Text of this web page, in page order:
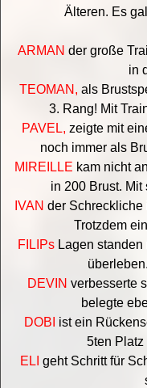
Älteren. Es
ARMAN der große
in
TEOMAN, als
3. Rang! Mit
PAVEL, zeigte mit
noch immer als
MIREILLE kam nicht
in 200 Brust.
IVAN der Schreckliche
Trotzdem
FILIPs Lagen
DEVIN verbesserte
belegte
DOBI ist ein
5ten Platz
ELI geht Schritt für